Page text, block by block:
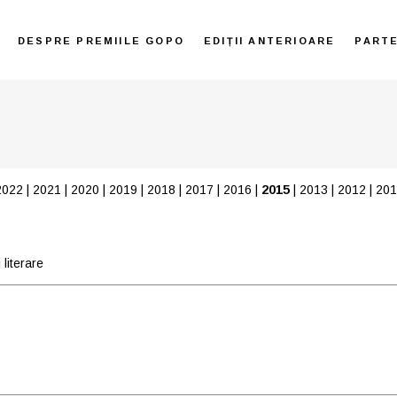
DESPRE PREMIILE GOPO EDIȚII ANTERIOARE
2021 2020 2019 2018 2017 2016 2015| 2013 2012
literare